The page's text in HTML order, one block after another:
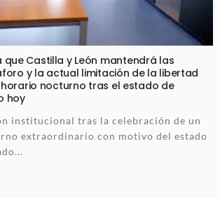
que Castilla y León mantendrá las
y la actual limitación de la libertad
nocturno tras el estado de
hoy
institucional tras la celebración de un
extraordinario con motivo del estado